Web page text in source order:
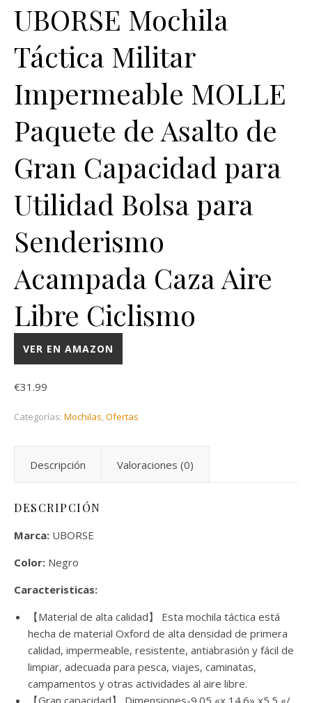
UBORSE Mochila
Táctica Militar
Impermeable MOLLE
Paquete de Asalto de
Gran Capacidad para
Utilidad Bolsa para
Senderismo
Acampada Caza Aire
Libre Ciclismo
VER EN AMAZON
€31.99
Categorías: Mochilas,Ofertas
Descripción Valoraciones (0)
DESCRIPCIÓN
Marca: UBORSE
Color: Negro
Caracteristicas:
【Material de alta calidad】 Esta mochila táctica está
hecha de material Oxford de alta densidad de primera
calidad, impermeable, resistente, antiabrasión y fácil de
limpiar, adecuada para pesca, viajes, caminatas,
campamentos y otras actividades al aire libre.
【Gran capacidad】 Dimensiones-9.05 «x 14.6» x5.5 «/